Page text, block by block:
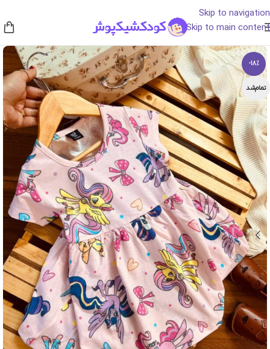
Skip to navigation
Skip to main content
-18%
تمام‌شد